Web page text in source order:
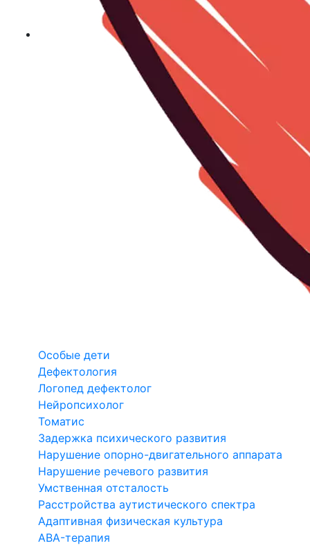
Особые дети
Дефектология
Логопед дефектолог
Нейропсихолог
Томатис
Задержка психического развития
Нарушение опорно-двигательного аппарата
Нарушение речевого развития
Умственная отсталость
Расстройства аутистического спектра
Адаптивная физическая культура
ABA-терапия